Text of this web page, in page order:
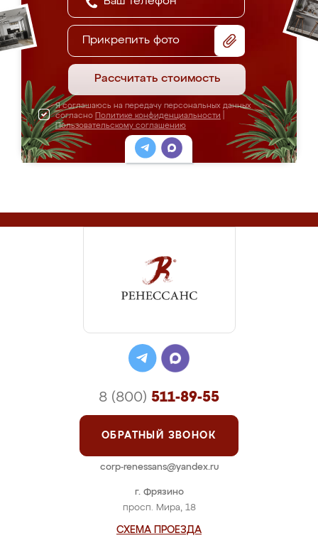
Прикрепить фото
Рассчитать стоимость
Я соглашаюсь на передачу персональных данных
согласно Политике конфиденциальности
Пользовательскому соглашению
г. Фрязино
просп. Мира, 18
СХЕМА ПРОЕЗДА
8 (800) 511-89-55
ОБРАТНЫЙ ЗВОНОК
corp-renessans@yandex.ru